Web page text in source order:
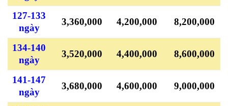
127-133
ngày
3,360,000 4,200,000 8,200,000
134-140
ngày
3,520,000 4,400,000 8,600,000
141-147
ngày
3,680,000 4,600,000 9,000,000